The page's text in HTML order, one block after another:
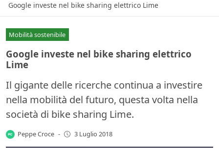
Google investe nel bike sharing elettrico Lime
Mobilità sostenibile
Google investe nel bike sharing elettrico
Lime
Il gigante delle ricerche continua a investire
nella mobilità del futuro, questa volta nella
società di bike sharing Lime.
Peppe Croce - 3 Luglio 2018